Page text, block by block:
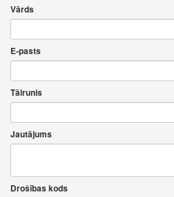
Vārds
E-pasts
Tālrunis
Jautājums
Drošības kods